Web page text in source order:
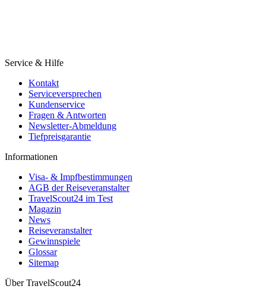
Service & Hilfe
Kontakt
Serviceversprechen
Kundenservice
Fragen & Antworten
Newsletter-Abmeldung
Tiefpreisgarantie
Informationen
Visa- & Impfbestimmungen
AGB der Reiseveranstalter
TravelScout24 im Test
Magazin
News
Reiseveranstalter
Gewinnspiele
Glossar
Sitemap
Über TravelScout24